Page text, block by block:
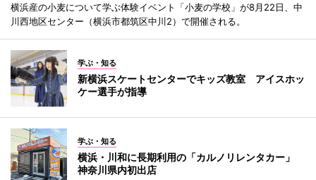
横浜産の小麦について学ぶ体験イベント「小麦の学校」が8月22日、中
川西地区センター（横浜市都筑区中川2）で開催される。
学ぶ・知る
新横浜スケートセンターでキッズ教室 アイスホッ
ケー選手が指導
学ぶ・知る
横浜・川和に長期利用の「カルノリレンタカー」
神奈川県内初出店